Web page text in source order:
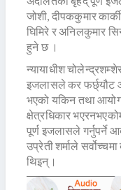
जोशी, दीपककुमार
घिमिरे र अनिलकुमार
हुने छ ।
न्यायाधीश
इजलासले कर फर्छ्यौट
भएको यकिन तथा
क्षेत्रधिकार
पूर्ण इजलासले गर्नुपर्ने
उप्रेती शर्माले
थिइन्।